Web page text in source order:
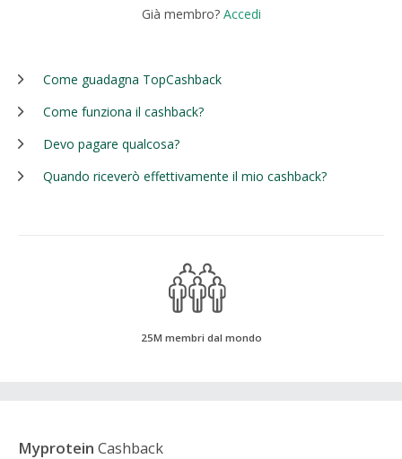
Già membro? Accedi
Come guadagna TopCashback
Come funziona il cashback?
Devo pagare qualcosa?
Quando riceverò effettivamente il mio cashback?
25M membri dal mondo
Myprotein Cashback